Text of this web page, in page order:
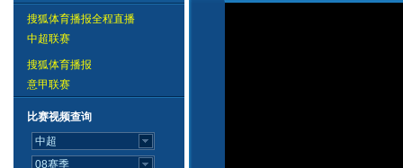
搜狐体育播报全程直播
中超联赛
搜狐体育播报
意甲联赛
比赛视频查询